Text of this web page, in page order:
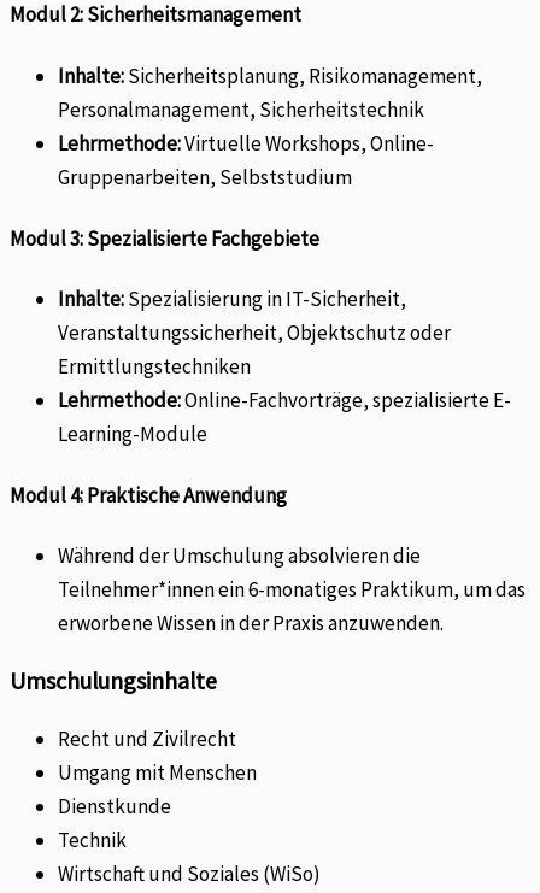
Modul 2: Sicherheitsmanagement
Inhalte:Sicherheitsplanung, Risikomanagement,
Personalmanagement, Sicherheitstechnik
Lehrmethode:Virtuelle Workshops, Online-
Gruppenarbeiten, Selbststudium
Modul 3: Spezialisierte Fachgebiete
Inhalte:Spezialisierung in IT-Sicherheit,
Veranstaltungssicherheit, Objektschutz oder
Ermittlungstechniken
Lehrmethode:Online-Fachvorträge, spezialisierte E-
Learning-Module
Modul 4: Praktische Anwendung
Während der Umschulung absolvieren die
Teilnehmer*innen ein 6-monatiges Praktikum, um das
erworbene Wissen in der Praxis anzuwenden.
Umschulungsinhalte
Recht und Zivilrecht
Umgang mit Menschen
Dienstkunde
Technik
Wirtschaft und Soziales (WiSo)